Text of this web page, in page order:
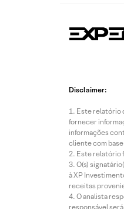
Disclaimer:
Este relatório
fornecer
informações
cliente com
Este relatório
O(s)
à XP
receitas
O analista
responsável